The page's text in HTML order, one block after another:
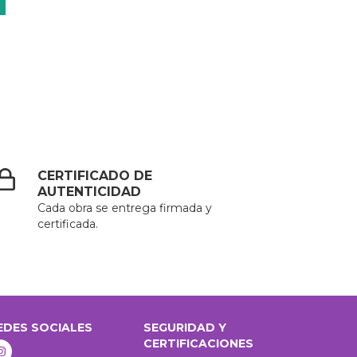
CERTIFICADO DE
AUTENTICIDAD
Cada obra se entrega firmada y
certificada.
SOCIALES
SEGURIDAD Y
CERTIFICACIONES